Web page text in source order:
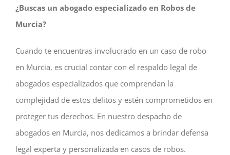
¿Buscas un abogado especializado en Robos de
Murcia?
Cuando te encuentras involucrado en un caso de robo
en Murcia, es crucial contar con el respaldo legal de
abogados especializados que comprendan la
complejidad de estos delitos y estén comprometidos en
proteger tus derechos. En nuestro despacho de
abogados en Murcia, nos dedicamos a brindar defensa
legal experta y personalizada en casos de robos.